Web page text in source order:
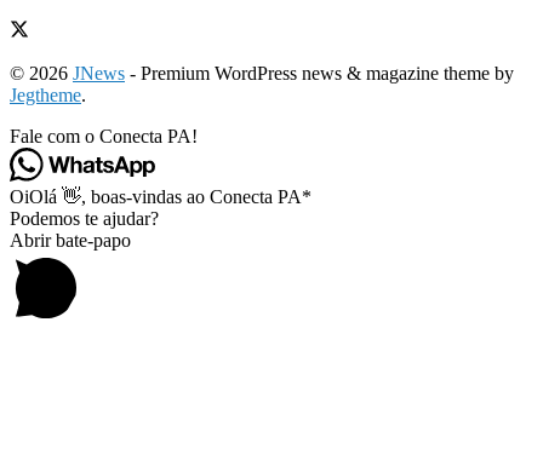
© 2026 JNews - Premium WordPress news & magazine theme by
Jegtheme.
Fale com o Conecta PA!
OiOlá 👋, boas-vindas ao Conecta PA*
Podemos te ajudar?
Abrir bate-papo